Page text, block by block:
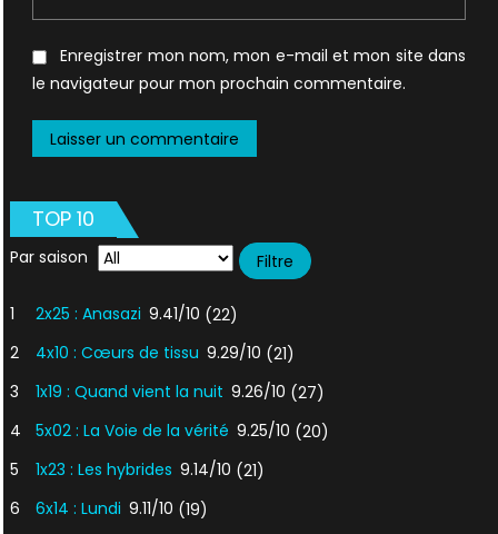
Enregistrer mon nom, mon e-mail et mon site dans
le navigateur pour mon prochain commentaire.
TOP 10
Par saison
1 2x25 : Anasazi 9.41/10 (22)
2
4x10 : Cœurs de tissu 9.29/10 (21)
3
1x19 : Quand vient la nuit 9.26/10 (27)
4
5x02 : La Voie de la vérité 9.25/10 (20)
5
1x23 : Les hybrides 9.14/10 (21)
6
6x14 : Lundi 9.11/10 (19)